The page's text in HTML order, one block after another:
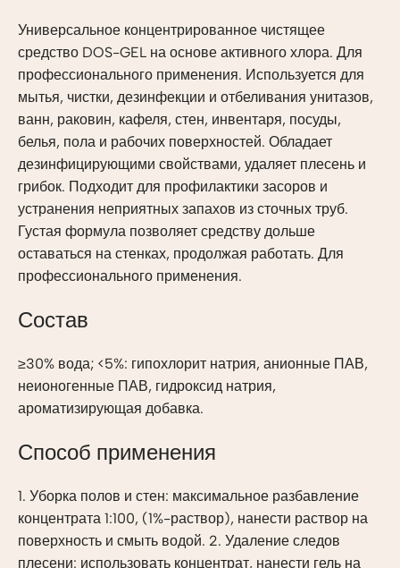
Универсальное концентрированное чистящее
средство DOS-GEL на основе активного хлора. Для
профессионального применения. Используется для
мытья, чистки, дезинфекции и отбеливания унитазов,
ванн, раковин, кафеля, стен, инвентаря, посуды,
белья, пола и рабочих поверхностей. Обладает
дезинфицирующими свойствами, удаляет плесень и
грибок. Подходит для профилактики засоров и
устранения неприятных запахов из сточных труб.
Густая формула позволяет средству дольше
оставаться на стенках, продолжая работать. Для
профессионального применения.
Состав
≥30% вода; <5%: гипохлорит натрия, анионные ПАВ,
неионогенные ПАВ, гидроксид натрия,
ароматизирующая добавка.
Способ применения
1. Уборка полов и стен: максимальное разбавление
концентрата 1:100, (1%-раствор), нанести раствор на
поверхность и смыть водой. 2. Удаление следов
плесени: использовать концентрат, нанести гель на